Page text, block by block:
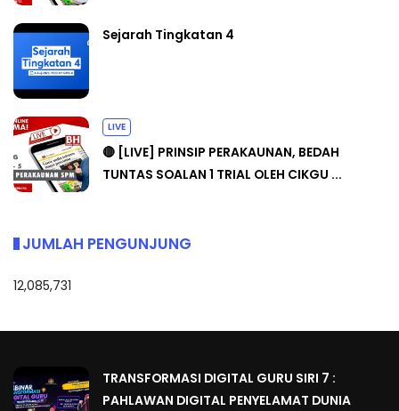
Sejarah Tingkatan 4
LIVE
🔴 [LIVE] PRINSIP PERAKAUNAN, BEDAH
TUNTAS SOALAN 1 TRIAL OLEH CIKGU ...
JUMLAH PENGUNJUNG
12,085,731
TRANSFORMASI DIGITAL GURU SIRI 7 :
PAHLAWAN DIGITAL PENYELAMAT DUNIA